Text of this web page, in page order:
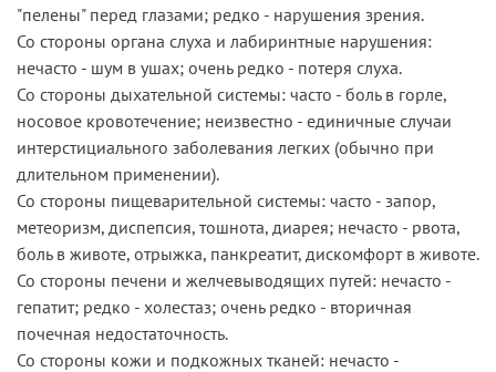
"пелены" перед глазами; редко - нарушения зрения.
Со стороны органа слуха и лабиринтные нарушения:
нечасто - шум в ушах; очень редко - потеря слуха.
Со стороны дыхательной системы: часто - боль в горле,
носовое кровотечение; неизвестно - единичные случаи
интерстициального заболевания легких (обычно при
длительном применении).
Со стороны пищеварительной системы: часто - запор,
метеоризм, диспепсия, тошнота, диарея; нечасто - рвота,
боль в животе, отрыжка, панкреатит, дискомфорт в животе.
Со стороны печени и желчевыводящих путей: нечасто -
гепатит; редко - холестаз; очень редко - вторичная
почечная недостаточность.
Со стороны кожи и подкожных тканей: нечасто -